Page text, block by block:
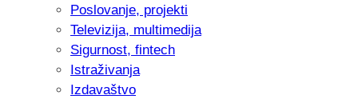
Poslovanje, projekti
Televizija, multimedija
Sigurnost, fintech
Istraživanja
Izdavaštvo